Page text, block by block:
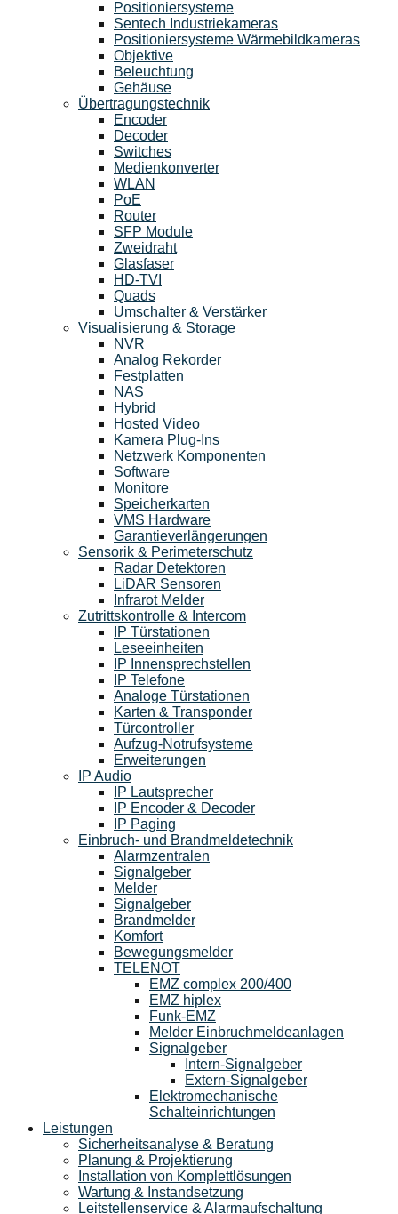
Positioniersysteme
Sentech Industriekameras
Positioniersysteme Wärmebildkameras
Objektive
Beleuchtung
Gehäuse
Übertragungstechnik
Encoder
Decoder
Switches
Medienkonverter
WLAN
PoE
Router
SFP Module
Zweidraht
Glasfaser
HD-TVI
Quads
Umschalter & Verstärker
Visualisierung & Storage
NVR
Analog Rekorder
Festplatten
NAS
Hybrid
Hosted Video
Kamera Plug-Ins
Netzwerk Komponenten
Software
Monitore
Speicherkarten
VMS Hardware
Garantieverlängerungen
Sensorik & Perimeterschutz
Radar Detektoren
LiDAR Sensoren
Infrarot Melder
Zutrittskontrolle & Intercom
IP Türstationen
Leseeinheiten
IP Innensprechstellen
IP Telefone
Analoge Türstationen
Karten & Transponder
Türcontroller
Aufzug-Notrufsysteme
Erweiterungen
IP Audio
IP Lautsprecher
IP Encoder & Decoder
IP Paging
Einbruch- und Brandmeldetechnik
Alarmzentralen
Signalgeber
Melder
Signalgeber
Brandmelder
Komfort
Bewegungsmelder
TELENOT
EMZ complex 200/400
EMZ hiplex
Funk-EMZ
Melder Einbruchmeldeanlagen
Signalgeber
Intern-Signalgeber
Extern-Signalgeber
Elektromechanische
Schalteinrichtungen
Leistungen
Sicherheitsanalyse & Beratung
Planung & Projektierung​
Installation von Komplettlösungen
Wartung & Instandsetzung
Leitstellenservice & Alarmaufschaltung